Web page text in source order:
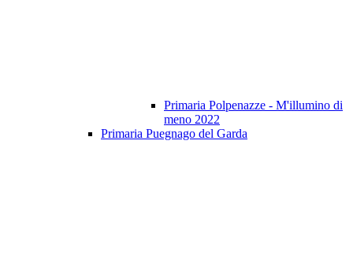
Primaria Polpenazze - M'illumino di
meno 2022
Primaria Puegnago del Garda